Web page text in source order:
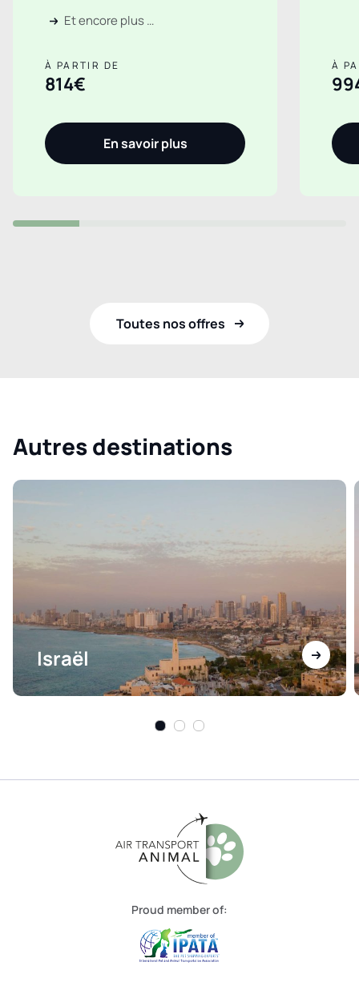
Et encore plus …
À PARTIR DE
814€
En savoir plus
À
Toutes nos offres
Autres destinations
Israël
Proud member of: